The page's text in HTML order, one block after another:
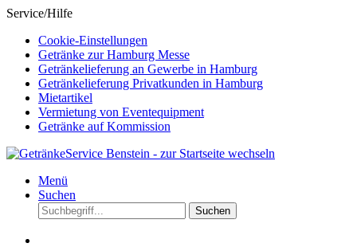
Service/Hilfe
Cookie-Einstellungen
Getränke zur Hamburg Messe
Getränkelieferung an Gewerbe in Hamburg
Getränkelieferung Privatkunden in Hamburg
Mietartikel
Vermietung von Eventequipment
Getränke auf Kommission
Menü
Suchen
Suchen